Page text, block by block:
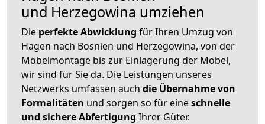
und Herzegowina umziehen
Die perfekte Abwicklung für Ihren Umzug von
Hagen nach Bosnien und Herzegowina, von der
Möbelmontage bis zur Einlagerung der Möbel,
wir sind für Sie da. Die Leistungen unseres
Netzwerks umfassen auch die Übernahme von
Formalitäten und sorgen so für eineschnelle
und sichere Abfertigung Ihrer Güter.